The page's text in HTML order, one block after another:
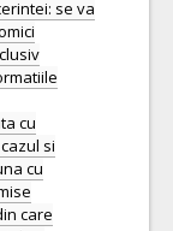
se va
cu
si
cu
care